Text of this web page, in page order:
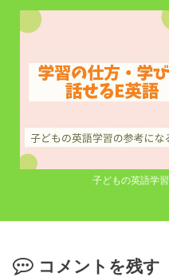
子どもの英語学
コメントを残す